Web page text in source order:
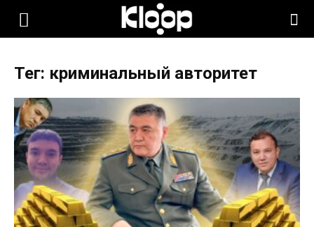
KLOOP.KG
Новости
Кыргызстана
Тег: криминальный авторитет